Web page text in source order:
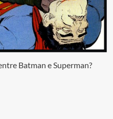
Batman e Superman?